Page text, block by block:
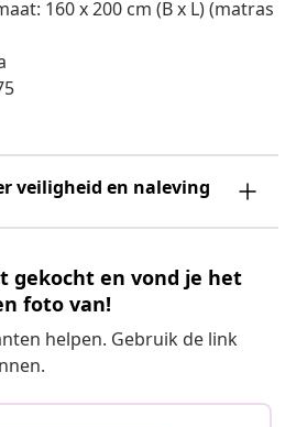
160 x 200 cm (B x L) (matras
veiligheid en naleving
gekocht en vond je het
foto van!
helpen. Gebruik de link